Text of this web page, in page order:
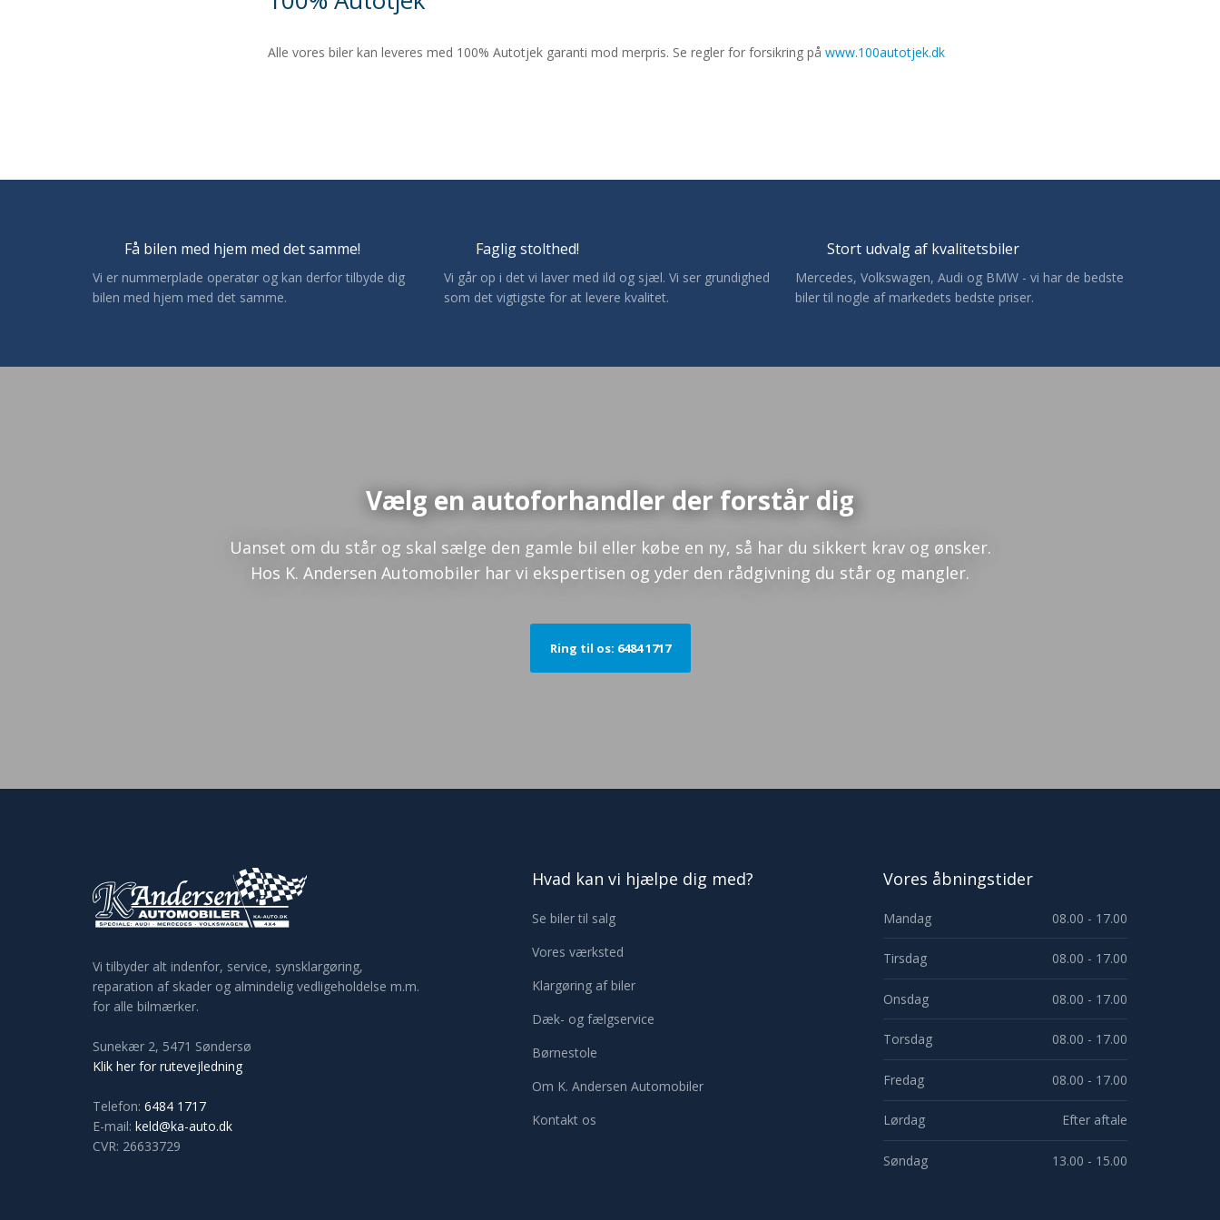
Alle vores biler kan leveres med 100% Autotjek garanti mod merpris. Se regler for forsikring påwww.100autotjek.dk
Få bilen med hjem med det samme!
​Vi er nummerplade operatør og kan derfor tilbyde dig
bilen med hjem med det samme.
Faglig stolthed!
​Vi går op i det vi laver med ild og sjæl. Vi ser grundighed
som det vigtigste for at levere kvalitet.​
Stort udvalg af kvalitetsbiler
​Mercedes, Volkswagen, Audi og BMW - vi har de bedste
biler til nogle af markedets bedste priser.
Vælg en autoforhandler der forstår dig
​Uanset om du står og skal sælge den gamle bil eller købe en ny, så har du sikkert krav og ønsker.
​Hos K. Andersen Automobiler har vi ekspertisen og yder den rådgivning du står og mangler.
Ring til os: 6484 1717
​Vi tilbyder alt indenfor, service, synsklargøring,
reparation af skader og almindelig vedligeholdelse m.m.
for alle bilmærker.
Sunekær 2​, 5471 Søndersø
Klik her for rutevejledning
Telefon: 6484 1717
E-mail: keld@ka-auto.dk
CVR: 26633729
Hvad kan vi hjælpe dig med?​
Se biler til salg
Vores værksted
Klargøring af biler
Dæk- og fælgservice
Børnestole
Om K. Andersen Automobiler
Kontakt os
Vores åbningstider
​Mandag 08.00 - 17.00
Tirsdag 08.00 - 17.00
Onsdag 08.00 - 17.00
Torsdag 08.00 - 17.00
Fredag 08.00 - 17.00
Lørdag Efter aftale
Søndag 13.00 - 15.00